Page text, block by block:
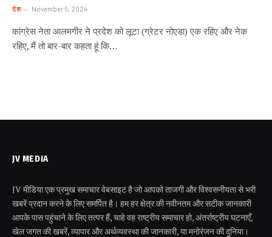
देश November 5, 2024
कांग्रेस नेता आलमगीर ने प्रदेश को लूटा (ग्रेटर नोएडा) एक रहिए और नेक
रहिए, मैं तो बार-बार कहता हूं कि…
JV MEDIA
JV मीडिया एक प्रमुख समाचार वेबसाइट है जो आपको ताजगी और विश्वसनीयता से भरी
खबरें प्रदान करने के लिए समर्पित है। हम हर क्षेत्र की नवीनतम और सटीक जानकारी
आपके पास पहुंचाने के लिए तत्पर हैं, चाहे वह राष्ट्रीय समाचार हो, अंतर्राष्ट्रीय घटनाएँ,
खेल जगत की खबरें, व्यापार और अर्थव्यवस्था की जानकारी, या मनोरंजन की दुनिया।